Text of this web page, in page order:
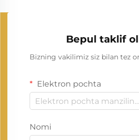
Bepul taklif
Bizning vakilimiz siz bilan tez
Elektron pochta
Nomi